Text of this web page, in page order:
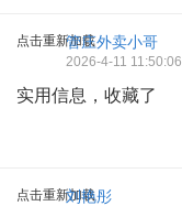
点击重新加载管庄外卖小哥
2026-4-11 11:50:06
实用信息，收藏了
点击重新加载
刘艳彤